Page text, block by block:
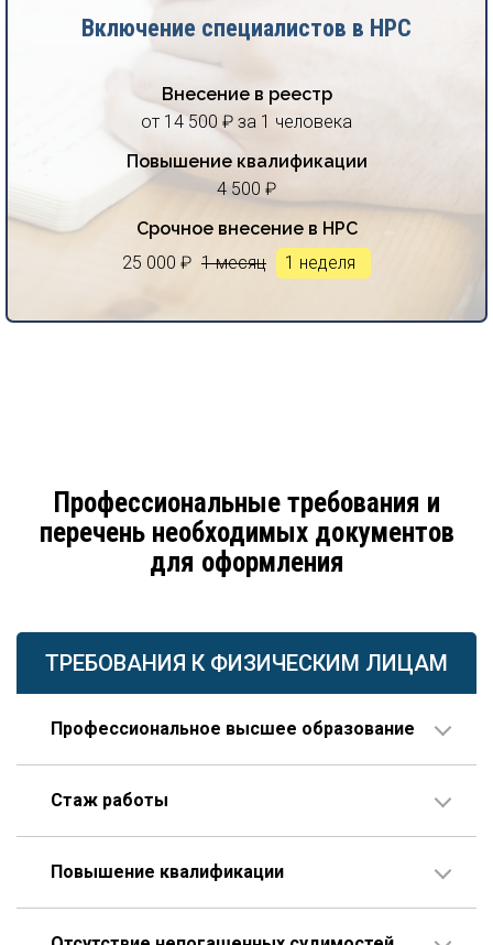
Включение специалистов в НРС
Внесение в реестр
от 14 500 ₽ за 1 человека
Повышение квалификации
4 500 ₽
Срочное внесение в НРС
25 000 ₽ 1 месяц 1 неделя
Профессиональные требования и
перечень необходимых документов
для оформления
ТРЕБОВАНИЯ К ФИЗИЧЕСКИМ ЛИЦАМ
Профессиональное высшее образование
проектирования.
Стаж работы
или больше, 3 года из которых – на руководящей
Опыт работы по специальности – не менее 10 лет,
Повышение квалификации